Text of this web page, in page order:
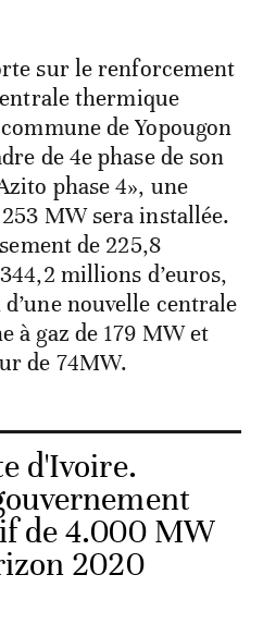
sur le renforcement
thermique
de Yopougon
de 4e phase de son
phase 4», une
MW sera installée.
de 225,8
millions d’euros,
nouvelle centrale
à gaz de 179 MW et
de 74MW.
d'Ivoire.
de 4.000 MW
2020